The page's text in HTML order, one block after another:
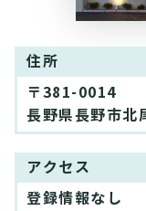
住所
〒381-0014
長野県長野市北
アクセス
登録情報なし